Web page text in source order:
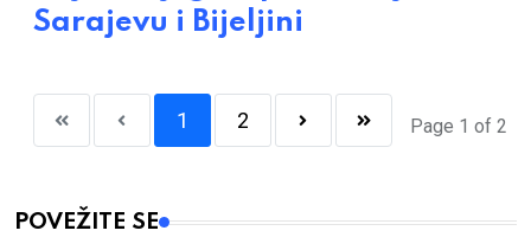
Sarajevu i Bijeljini
Page 1 of 2
1 2
POVEŽITE SE